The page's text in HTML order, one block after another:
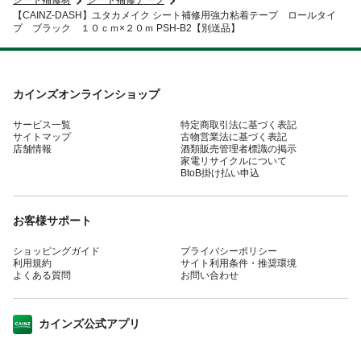
【CAINZ-DASH】ユタカメイク シート補修用強力粘着テープ ロールタイ
プ ブラック １０ｃｍ×２０ｍ PSH-B2【別送品】
カインズオンラインショップ
サービス一覧
サイトマップ
店舗情報
特定商取引法に基づく表記
古物営業法に基づく表記
酒類販売管理者標識の掲示
家電リサイクルについて
BtoB掛け払い申込
お客様サポート
ショッピングガイド
利用規約
よくある質問
プライバシーポリシー
サイト利用条件・推奨環境
お問い合わせ
カインズ公式アプリ